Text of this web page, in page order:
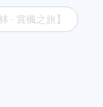
- 賞楓之旅】